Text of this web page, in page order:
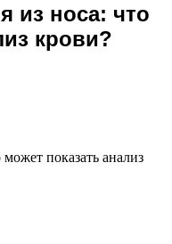
из носа: что
крови?
показать анализ